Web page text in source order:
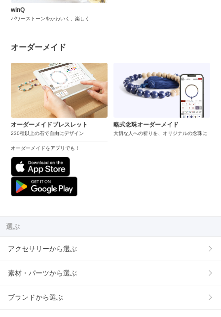
winQ
パワーストーンをかわいく、楽しく
オーダーメイド
オーダーメイドブレスレット
230種以上の石で自由にデザイン
オーダーメイドをアプリでも！
略式念珠オーダーメイド
大切な人への祈りを、オリジナルの念珠に
選ぶ
アクセサリーから選ぶ
素材・パーツから選ぶ
ブランドから選ぶ